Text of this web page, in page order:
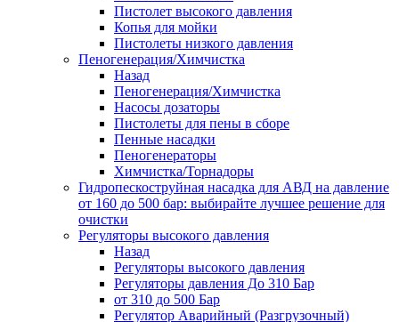
Пистолет высокого давления
Копья для мойки
Пистолеты низкого давления
Пеногенерация/Химчистка
Назад
Пеногенерация/Химчистка
Насосы дозаторы
Пистолеты для пены в сборе
Пенные насадки
Пеногенераторы
Химчистка/Торнадоры
Гидропескоструйная насадка для АВД на давление
от 160 до 500 бар: выбирайте лучшее решение для
очистки
Регуляторы высокого давления
Назад
Регуляторы высокого давления
Регуляторы давления До 310 Бар
от 310 до 500 Бар
Регулятор Аварийный (Разгрузочный)